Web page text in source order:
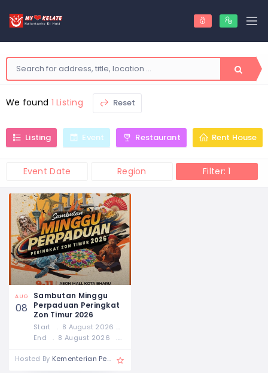
We found 1 Listing Reset
Listing Event Restaurant Rent House
Event Date Region Filter: 1
AUG
08
Sambutan Minggu
Perpaduan Peringkat
Zon Timur 2026
Start 8 August 2026
End
8 August 2026
Hosted By Kementerian Perpaduan Negara